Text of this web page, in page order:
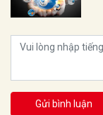
Gửi bình luận